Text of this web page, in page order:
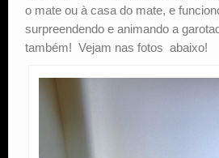
o mate ou à casa do mate, e
surpreendendo e animando a
também! Vejam nas fotos abaixo!